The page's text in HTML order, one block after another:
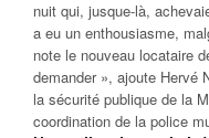
nuit qui, jusque-là,
a eu un enthousiasme,
note le nouveau locataire
demander », ajoute Hervé
la sécurité publique de la
coordination de la police